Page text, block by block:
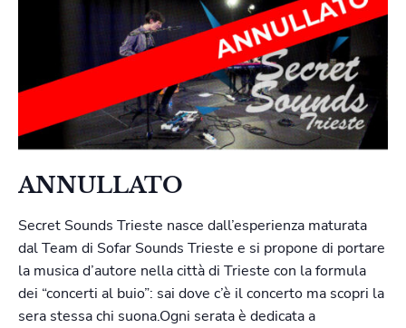
ANNULLATO
Secret Sounds Trieste nasce dall’esperienza maturata
dal Team di Sofar Sounds Trieste e si propone di portare
la musica d’autore nella città di Trieste con la formula
dei “concerti al buio”: sai dove c’è il concerto ma scopri la
sera stessa chi suona.Ogni serata è dedicata a